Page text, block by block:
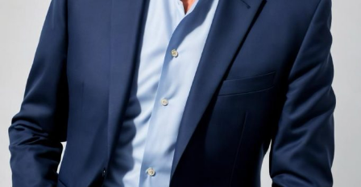
Pardoseala joacă un rol important în absorbția acestor
sunete, mai ales în zonele de trecere frecventă dintre
cameră și baie sau dintre pat și fereastră. Un material cu
proprietăți fonoabsorbante bune reduce transmiterea
zgomotului către camerele vecine și către etajele
inferioare, un aspect esențial mai ales în clădirile mai
vechi, cu structuri care nu au fost proiectate inițial
pentru izolare fonică performantă.